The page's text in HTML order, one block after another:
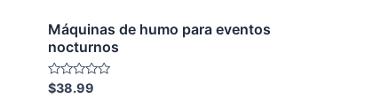
Máquinas de humo para eventos
nocturnos
Rated
0
$38.99